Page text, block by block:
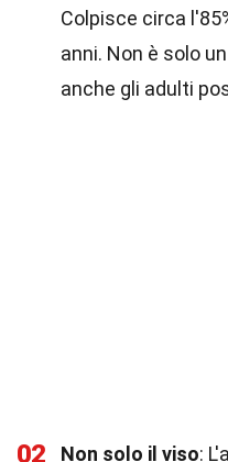
Colpisce circa
anni. Non è solo
anche gli adulti
02 Non solo il viso: